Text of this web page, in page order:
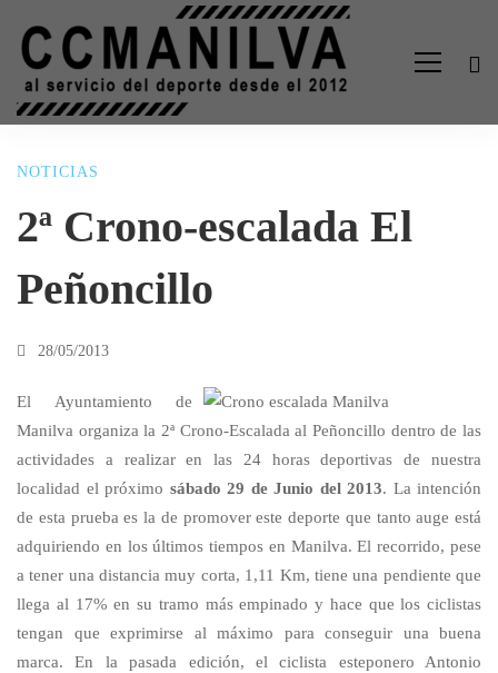
2ª
Crono-
escalada
El
Peñoncillo
NOTICIAS
2ª Crono-escalada El
Peñoncillo
28/05/2013
El Ayuntamiento de
Manilva organiza la 2ª Crono-Escalada al Peñoncillo dentro de las
actividades a realizar en las 24 horas deportivas de nuestra
localidad el próximo sábado 29 de Junio del 2013. La intención
de esta prueba es la de promover este deporte que tanto auge está
adquiriendo en los últimos tiempos en Manilva. El recorrido, pese
a tener una distancia muy corta, 1,11 Km, tiene una pendiente que
llega al 17% en su tramo más empinado y hace que los ciclistas
tengan que exprimirse al máximo para conseguir una buena
marca. En la pasada edición, el ciclista esteponero Antonio